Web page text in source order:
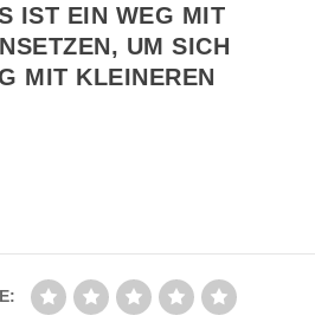
EIN WEG MIT Z
UM SICH AU
KLEINEREN DI